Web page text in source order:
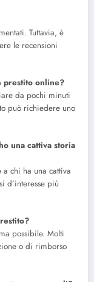
Tuttavia, è
le recensioni
prestito online?
da pochi minuti
può richiedere uno
una cattiva storia
chi ha una cattiva
d’interesse più
possibile. Molti
o di rimborso